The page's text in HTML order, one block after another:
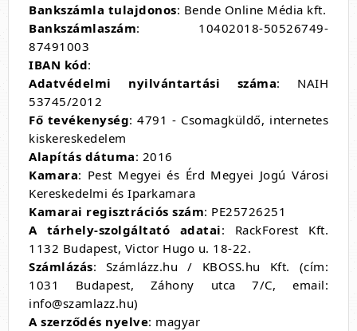
Bankszámla tulajdonos: Bende Online Média kft.
Bankszámlaszám: 10402018-50526749-
87491003
IBAN kód:
Adatvédelmi nyilvántartási száma: NAIH
53745/2012
Fő tevékenység: 4791 - Csomagküldő, internetes
kiskereskedelem
Alapítás dátuma: 2016
Kamara: Pest Megyei és Érd Megyei Jogú Városi
Kereskedelmi és Iparkamara
Kamarai regisztrációs szám: PE25726251
A tárhely-szolgáltató adatai: RackForest Kft.
1132 Budapest, Victor Hugo u. 18-22.
Számlázás: Számlázz.hu / KBOSS.hu Kft. (cím:
1031 Budapest, Záhony utca 7/C, email:
info@szamlazz.hu)
A szerződés nyelve: magyar